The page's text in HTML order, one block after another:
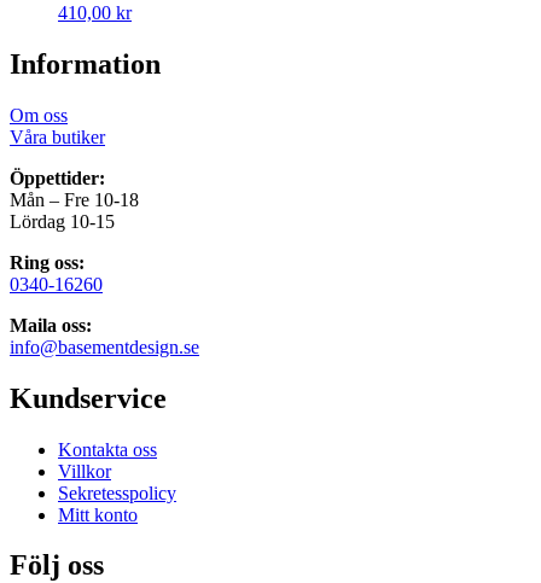
410,00 kr
Information
Om oss
Våra butiker
Öppettider:
Mån – Fre 10-18
Lördag 10-15
Ring oss:
0340-16260
Maila oss:
info@basementdesign.se
Kundservice
Kontakta oss
Villkor
Sekretesspolicy
Mitt konto
Följ oss